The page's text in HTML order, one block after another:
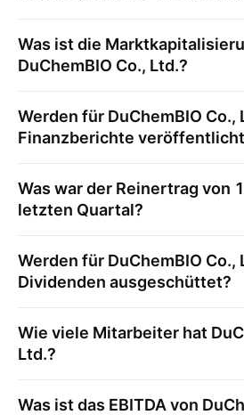
Was ist die
DuChemBIO Co., Ltd.?
Werden für DuChemBIO Co.,
Finanzberichte
Was war der Reinertrag von
letzten Quartal?
Werden für DuChemBIO Co.,
Dividenden ausgeschüttet?
Wie viele Mitarbeiter hat
Ltd.?
Was ist das EBITDA von